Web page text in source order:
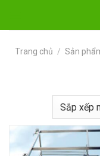
nội
Trang chủ / Sản